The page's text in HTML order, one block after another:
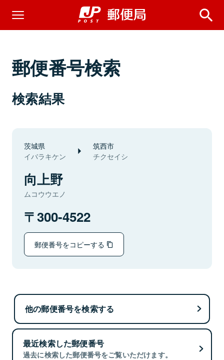
郵便番号検索
検索結果
茨城県
イバラキケン
筑西市
チクセイシ
向上野
ムコウウエノ
300-4522
郵便番号をコピーする
他の郵便番号を検索する
最近検索した郵便番号
過去に検索した郵便番号をご覧いただけます。